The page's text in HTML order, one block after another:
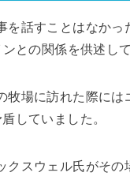
話すことはなか
との関係を供述して
場に訪れた際に
していました。
スウェル氏がそ